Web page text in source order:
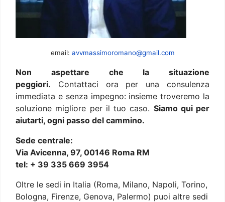
email: avvmassimoromano@gmail.com
Non aspettare che la situazione
peggiori. Contattaci ora per una consulenza
immediata e senza impegno: insieme troveremo la
soluzione migliore per il tuo caso. Siamo qui per
aiutarti, ogni passo del cammino.
Sede centrale:
Via Avicenna, 97, 00146 Roma RM
tel: + 39 335 669 3954
Oltre le sedi in Italia (Roma, Milano, Napoli, Torino,
Bologna, Firenze, Genova, Palermo) puoi altre sedi